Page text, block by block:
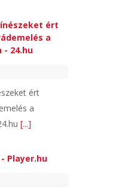
ért
a
- 24.hu
ért
a
[...]
Player.hu